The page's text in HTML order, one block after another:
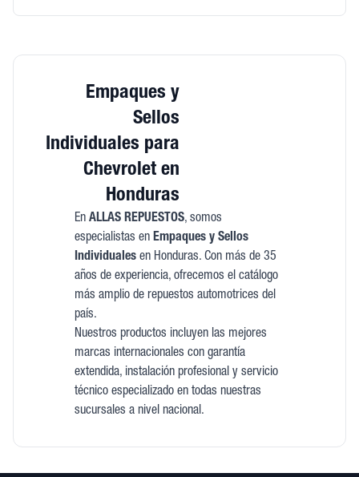
Empaques y
Sellos
Individuales para
Chevrolet en
Honduras
En ALLAS REPUESTOS, somos
especialistas en Empaques y Sellos
Individualesen Honduras. Con más de 35
años de experiencia, ofrecemos el catálogo
más amplio de repuestos automotrices del
país.
Nuestros productos incluyen las mejores
marcas internacionales con garantía
extendida, instalación profesional y servicio
técnico especializado en todas nuestras
sucursales a nivel nacional.